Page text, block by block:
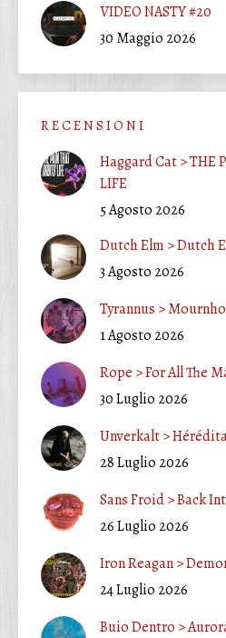
VIDEO NASTY #20
30 Maggio 2026
R E C E N S I O N I
Haggard Cat > THE
LIFE
5 Agosto 2026
Dutch Elm > Dutch
3 Agosto 2026
Tyrannus >
1 Agosto 2026
Rope > For All The
30 Luglio 2026
Unverkalt >
28 Luglio 2026
Sans Froid > Back
26 Luglio 2026
Iron Reagan >
24 Luglio 2026
Buio Dentro >